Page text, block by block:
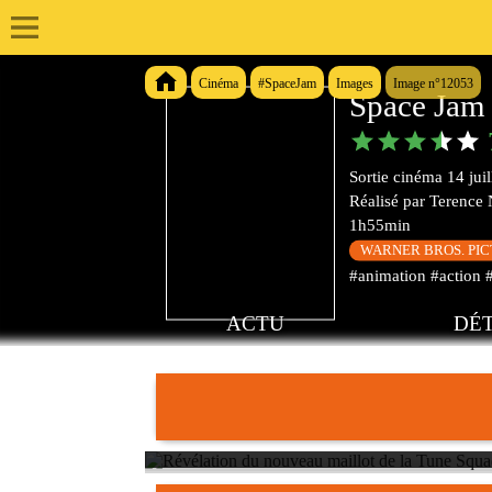
Cinéma #SpaceJam Images Image n°12053
Space
Sortie cinéma 14
Réalisé par Terence
1h55min
WARNER BROS.
#animation #action
ACTU